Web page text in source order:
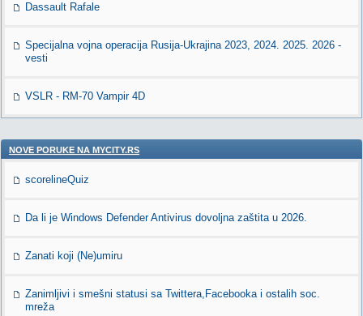
Dassault Rafale
Specijalna vojna operacija Rusija-Ukrajina 2023, 2024. 2025. 2026 -
vesti
VSLR - RM-70 Vampir 4D
NOVE PORUKE NA MYCITY.RS
scorelineQuiz
Da li je Windows Defender Antivirus dovoljna zaštita u 2026.
Zanati koji (Ne)umiru
Zanimljivi i smešni statusi sa Twittera,Facebooka i ostalih soc.
mreža